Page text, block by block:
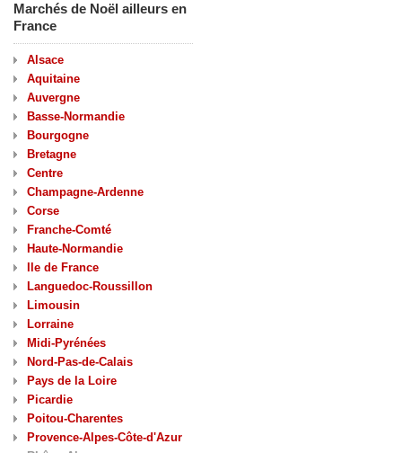
Marchés de Noël ailleurs en
France
Alsace
Aquitaine
Auvergne
Basse-Normandie
Bourgogne
Bretagne
Centre
Champagne-Ardenne
Corse
Franche-Comté
Haute-Normandie
Ile de France
Languedoc-Roussillon
Limousin
Lorraine
Midi-Pyrénées
Nord-Pas-de-Calais
Pays de la Loire
Picardie
Poitou-Charentes
Provence-Alpes-Côte-d'Azur